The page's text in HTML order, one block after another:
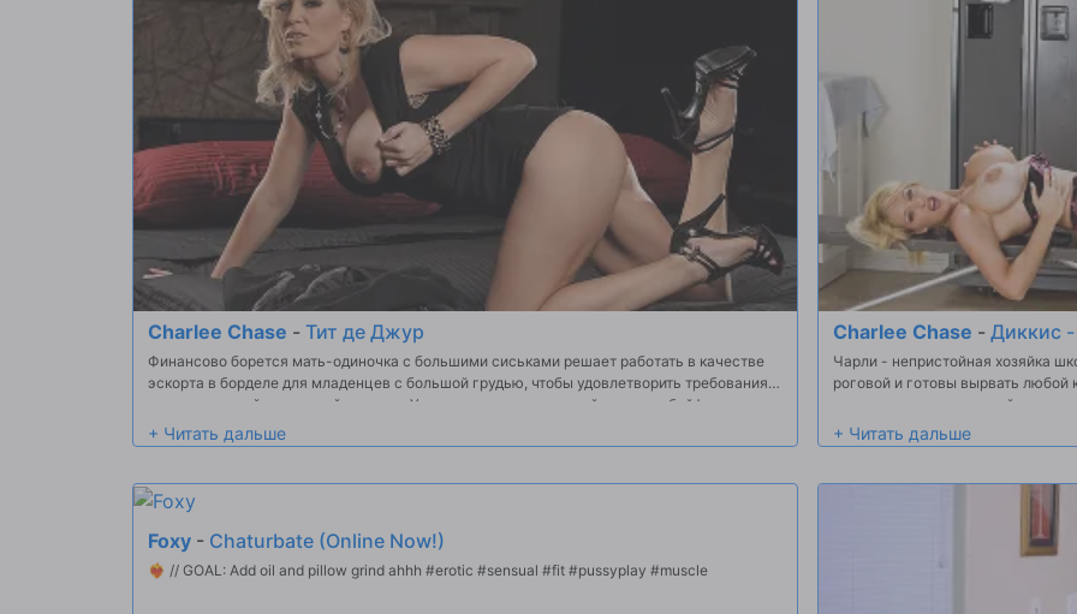
протяжении своих огромных кувшинов, он будет иметь легче сосредоточиться в классе!
Charlee Chase - Тит де Джур
Финансово борется мать-одиночка с большими сиськами решает работать в качестве
эскорта в борделе для младенцев с большой грудью, чтобы удовлетворить требования
ее испорченной маленькой девочки. У ее малыша есть горячий панк-рок бойфренд, с
которым она занимается горячим сексом и трет в лицо своей маме. Когда Ричи
посещает бордель, встреча неизбежна, и он получает шанс показать ей, какие
Charlee Chase - Диккис
Чарли - непристойная хозяйка
роговой и готовы вырвать любой
осмеливаются шаг ногой на ее
маленький мудак, который не
за студентами Чарли душ. Мало
Foxy - Chaturbate (Online Now!)
❤️‍🔥 // GOAL: Add oil and pillow grind ahhh #erotic #sensual #fit #pussyplay #muscle